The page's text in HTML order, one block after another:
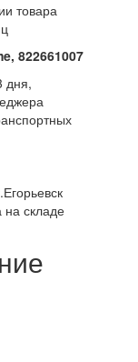
товара
822661007
дня,
на складе